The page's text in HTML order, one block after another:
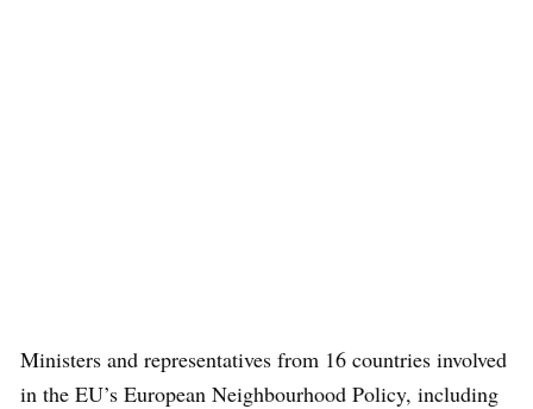
Ministers and representatives from 16 countries involved
in the EU’s European Neighbourhood Policy, including